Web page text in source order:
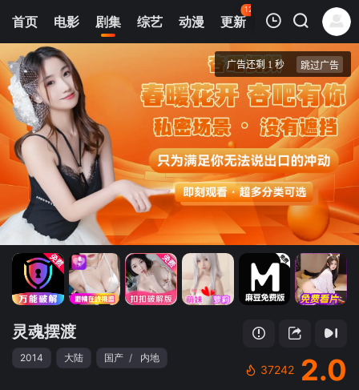
首页 电影 剧集 综艺 动漫 更新
120
热榜 APP
第1集
清空
灵魂摆渡
2014 大陆 国产 / 内地
37242 2.0